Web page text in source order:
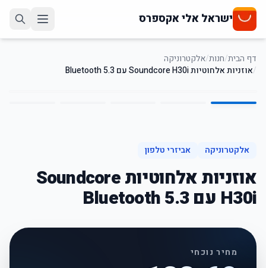
ישראל אלי אקספרס
דף הבית/חנות/אלקטרוניקה
/אוזניות אלחוטיות Soundcore H30i עם Bluetooth 5.3 1
/
5
אלקטרוניקה אביזרי טלפון
אוזניות אלחוטיות Soundcore
H30i עם Bluetooth 5.3
מחיר נוכחי